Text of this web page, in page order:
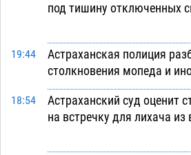
под тишину отключенных
19:44
Астраханская полиция
столкновения мопеда и
18:54
Астраханский суд оценит
на встречку для лихача из